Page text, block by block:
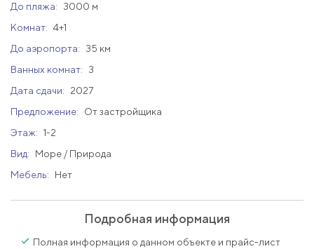
До пляжа:
3000 м
Комнат: 4+1
До аэропорта:
35 км
Ванных комнат:
3
Дата сдачи:
2027
Предложение:
От застройщика
Этаж: 1-2
Вид:
Море / Природа
Мебель:
Нет
Подробная информация
Полная информация о данном объекте и прайс-лист